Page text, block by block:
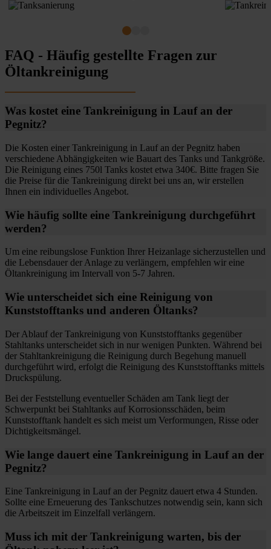
FAQ - Häufig gestellte Fragen zur
Öltankreinigung
Was kostet eine Tankreinigung in Lauf an der
Pegnitz?
Die Kosten einer Tankreinigung in Lauf an der Pegnitz haben
verschiedene Abhängigkeiten wie Bauart des Tanks und Tankgröße.
Die Reinigung eines 750l Tanks kostet etwa 340€. Bitte fragen Sie
die Preise für die Tankreinigung direkt bei uns an, wir erstellen
Ihnen ein individuelles Angebot.
Wie häufig sollte eine Tankreinigung durchgeführt
werden?
Um eine reibungslose Funktion Ihrer Heizanlage sicherzustellen und
die Lebensdauer der Anlage zu verlängern, empfehlen wir eine
Öltankreinigung im Intervall von 5-7 Jahren.
Wie unterscheidet sich eine Reinigung von
Kunststofftanks und anderen Öltanks?
Der Ablauf der Tankreinigung von Kunststofftanks gegenüber
Stahltanks unterscheidet sich in nur wenigen Punkten. Während bei
der Stahltankreinigung die Reinigung durch Begehung manuell
durchgeführt wird, erfolgt die Reinigung des Kunststofftanks mittels
Druckspülung.
Bei der Feststellung eventueller Schäden am Tank liegt der
Schwerpunkt bei Stahltanks auf Korrosionsschäden, beim
Kunststofftank handelt es sich meist um Verformungen, Risse oder
Dichtigkeitsmängel.
Wie lange dauert eine Tankreinigung in Lauf an der
Pegnitz?
Eine Tankreinigung in Lauf an der Pegnitz dauert etwa 4 Stunden.
Sollte eine Erneuerung des Tankschutzes notwendig sein, kann sich
die Arbeitszeit im Einzelfall verlängern.
Muss ich mit der Tankreinigung warten, bis der